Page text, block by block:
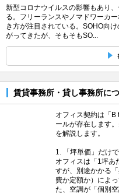
新型コロナウイルスの影響もあり
る。フリーランスやノマドワーカ
き方が注目されている。SOHO向
がってきたが、そもそもSO...
賃貸事務所・貸し事務所に
オフィス契約は「B
ールが存在します
を解説します。
1. 「坪単価」だけ
オフィスは「1坪あ
すが、別途かかる
費か定額か）によ
た、空調が「個別